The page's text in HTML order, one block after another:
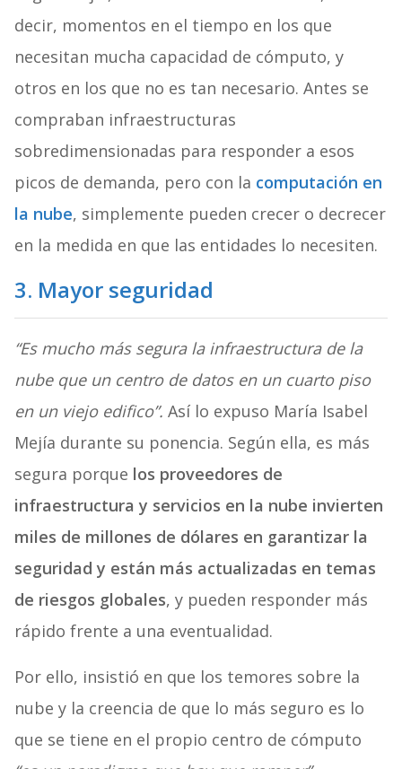
decir, momentos en el tiempo en los que
necesitan mucha capacidad de cómputo, y
otros en los que no es tan necesario. Antes se
compraban infraestructuras
sobredimensionadas para responder a esos
picos de demanda, pero con la computación en
la nube, simplemente pueden crecer o decrecer
en la medida en que las entidades lo necesiten.
3. Mayor seguridad
“Es mucho más segura la infraestructura de la
nube que un centro de datos en un cuarto piso
en un viejo edifico”. Así lo expuso María Isabel
Mejía durante su ponencia. Según ella, es más
segura porque los proveedores de
infraestructura y servicios en la nube invierten
miles de millones de dólares en garantizar la
seguridad y están más actualizadas en temas
de riesgos globales, y pueden responder más
rápido frente a una eventualidad.
Por ello, insistió en que los temores sobre la
nube y la creencia de que lo más seguro es lo
que se tiene en el propio centro de cómputo